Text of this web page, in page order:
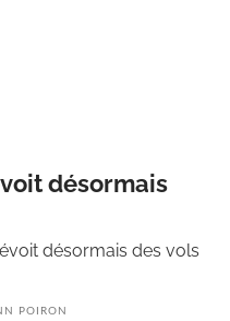
désormais
désormais des vols
POIRON